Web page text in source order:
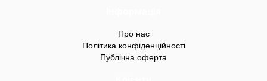
Про нас
Політика конфіденційності
Публічна оферта